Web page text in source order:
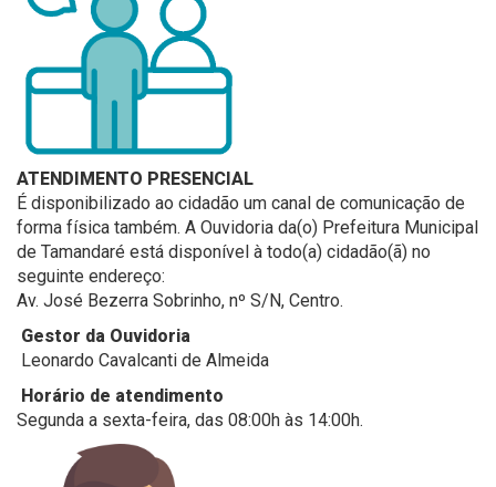
ATENDIMENTO PRESENCIAL
É disponibilizado ao cidadão um canal de comunicação de
forma física também. A Ouvidoria da(o) Prefeitura Municipal
de Tamandaré está disponível à todo(a) cidadão(ã) no
seguinte endereço:
Av. José Bezerra Sobrinho, nº S/N, Centro.
Gestor da Ouvidoria
Leonardo Cavalcanti de Almeida
Horário de atendimento
Segunda a sexta-feira, das 08:00h às 14:00h.